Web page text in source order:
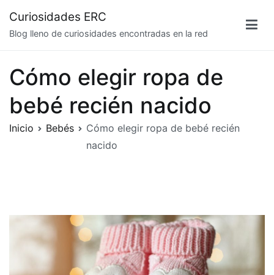
contenido
Curiosidades ERC
Blog lleno de curiosidades encontradas en la red
Cómo elegir ropa de
bebé recién nacido
Inicio Bebés
Cómo elegir ropa de bebé recién
nacido